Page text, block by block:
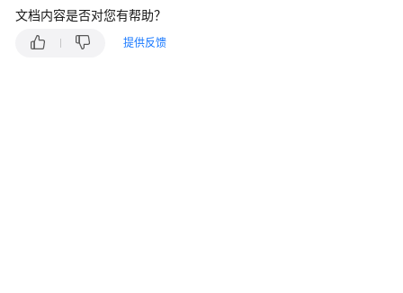
明
快
文档内容是否对您有帮助？
提供反馈